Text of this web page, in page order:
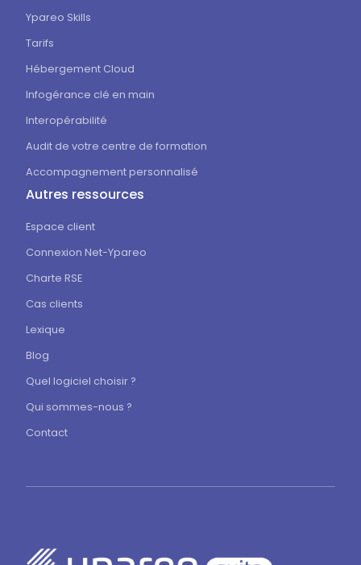
Ypareo Skills
Tarifs
Hébergement Cloud
Infogérance clé en main
Interopérabilité
Audit de votre centre de formation
Accompagnement personnalisé
Autres ressources
Espace client
Connexion Net-Ypareo
Charte RSE
Cas clients
Lexique
Blog
Quel logiciel choisir ?
Qui sommes-nous ?
Contact